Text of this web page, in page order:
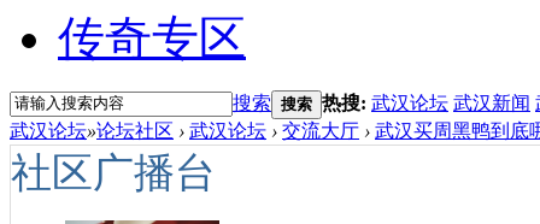
传奇专区
搜索 搜索 热搜: 武汉论坛 武汉新闻
武汉论坛»论坛社区 › 武汉论坛 › 交流大厅 › 武汉买周黑鸭到底
社区广播台